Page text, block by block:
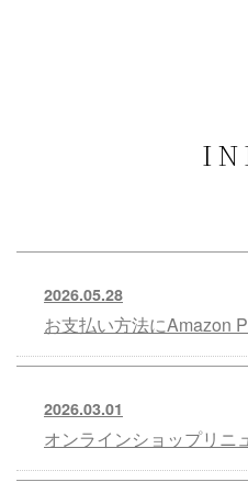
2026.05.28
お支払い方法にAmazon
2026.03.01
オンラインショップリニ